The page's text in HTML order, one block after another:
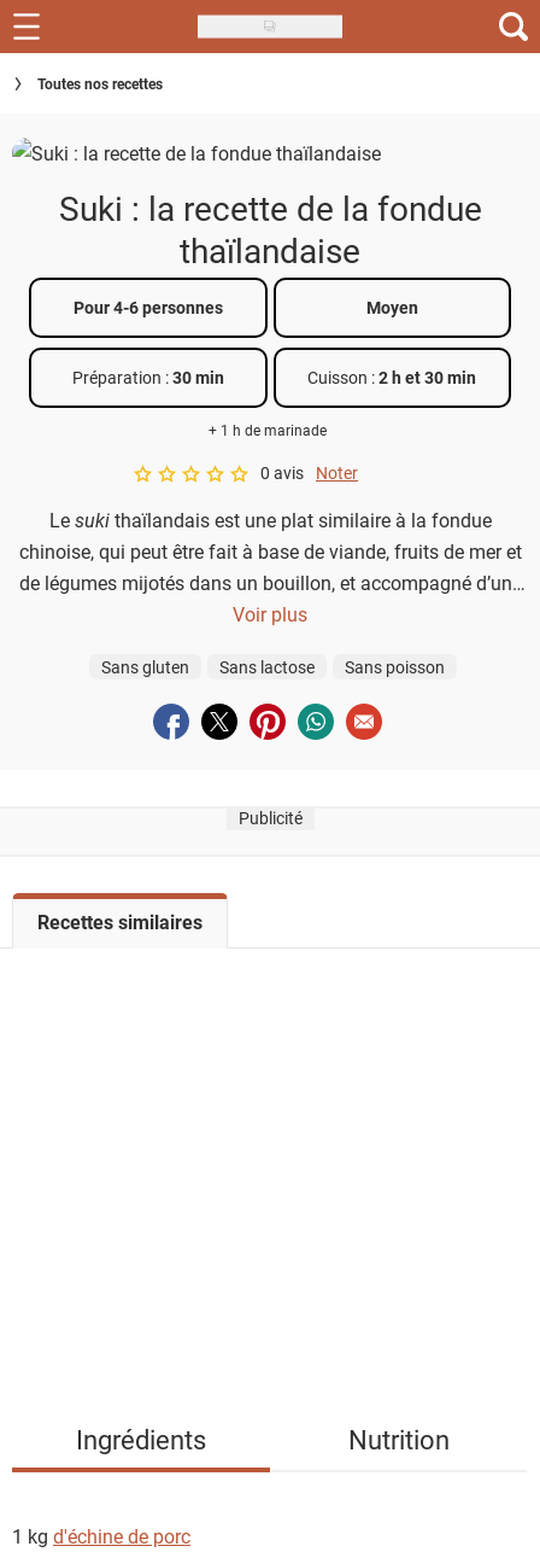
Skip
to
main
Recettes
Inspirations
Actus
Téléchargez l'app Saveurs Recettes
Index des recettes
Toutes nos recettes
Suki : la recette de la fondue
thaïlandaise
Pour 4-6 personnes Moyen
Préparation :30 min Cuisson :2 h et 30 min
+ 1 h de marinade
A star rating of 0 out of 5.
0 avis Noter
Lesukithaïlandais est une plat similaire à la fondue
chinoise, qui peut être fait à base de viande, fruits de mer et
de légumes mijotés dans un bouillon, et accompagné d’une
sauce épicée : parfait pour un moment convivial !
Voir plus
Sans gluten Sans lactose Sans poisson
Partager sur facebook
Partager sur twitter
Partager sur pinterest
Partager sur whatsapp
Envoyer à un ami
Publicité
o
Recettes similaires
Ingrédients Nutrition
1 kg d'échine de porc